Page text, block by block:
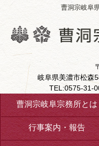
曹洞宗岐阜
岐阜県美濃市松森
TEL:0575-31-
曹洞宗岐阜宗務所とは
行事案内・報告